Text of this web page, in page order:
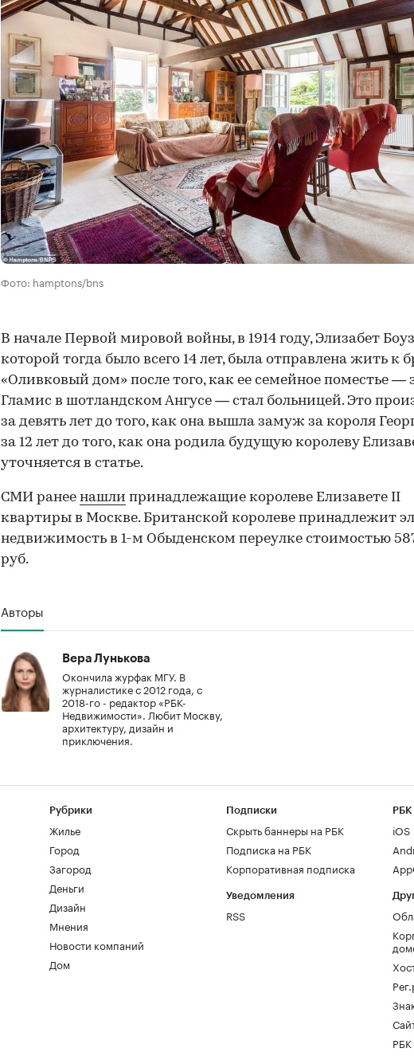
Фото: hamptons/bns
В начале Первой мировой войны, в 1914 году, Элизабет
которой тогда было всего 14 лет, была отправлена жить к
«Оливковый дом» после того, как ее семейное поместье —
Гламис в шотландском Ангусе — стал больницей. Это
за девять лет до того, как она вышла замуж за короля
за 12 лет до того, как она родила будущую королеву
уточняется в статье.
СМИ ранее нашли принадлежащие королеве Елизавете II
квартиры в Москве. Британской королеве принадлежит
недвижимость в 1-м Обыденском переулке стоимостью
руб.
Авторы
Вера Лунькова
Окончила журфак МГУ. В
журналистике с 2012 года, с
2018-го - редактор «РБК-
Недвижимости». Любит Москву,
архитектуру, дизайн и
приключения.
Рубрики
Жилье
Город
Загород
Деньги
Дизайн
Мнения
Новости компаний
Дом
Подписки
Скрыть баннеры на РБК
Подписка на РБК
Корпоративная подписка
Уведомления
RSS
РБК
iOS